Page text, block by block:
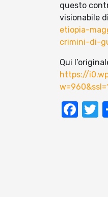
questo
visionabile
etiopia-
crimini-di-
Qui
https://
w=960&ssl=1